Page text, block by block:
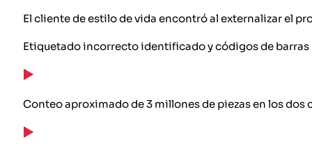
El cliente de estilo de vida encontró al externalizar el
Etiquetado incorrecto identificado y códigos de barras
Conteo aproximado de 3 millones de piezas en los